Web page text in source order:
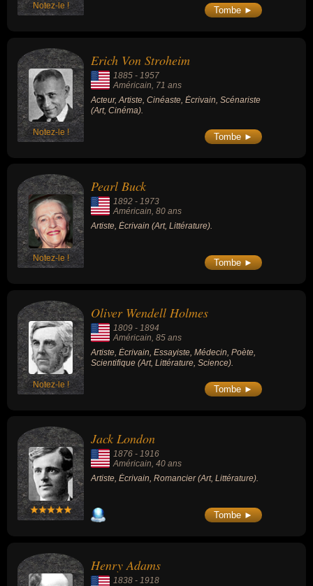
Notez-le ! Tombe ►
Notez-le !
Erich Von Stroheim
1885 - 1957
Américain, 71 ans
Acteur, Artiste, Cinéaste, Écrivain, Scénariste
(Art, Cinéma).
Tombe ►
Notez-le !
Pearl Buck
1892 - 1973
Américain, 80 ans
Artiste, Écrivain (Art, Littérature).
Tombe ►
Notez-le !
Oliver Wendell Holmes
1809 - 1894
Américain, 85 ans
Artiste, Écrivain, Essayiste, Médecin, Poète,
Scientifique (Art, Littérature, Science).
Tombe ►
Jack London
1876 - 1916
Américain, 40 ans
Artiste, Écrivain, Romancier (Art, Littérature).
Tombe ►
Henry Adams
1838 - 1918